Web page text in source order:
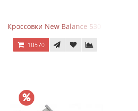
Кроссовки New Balance 530 x Niko
10570